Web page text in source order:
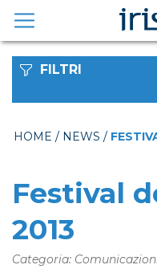
contenuto
FILTRI
HOME / NEWS /
Festival
2013
Categoria: